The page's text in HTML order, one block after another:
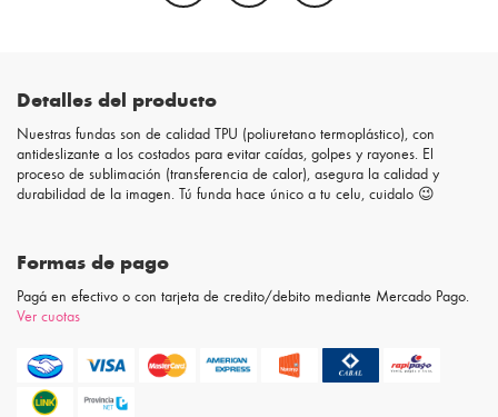
Detalles del producto
Nuestras fundas son de calidad TPU (poliuretano termoplástico), con
antideslizante a los costados para evitar caídas, golpes y rayones. El
proceso de sublimación (transferencia de calor), asegura la calidad y
durabilidad de la imagen. Tú funda hace único a tu celu, cuidalo 😉
Formas de pago
Pagá en efectivo o con tarjeta de credito/debito mediante Mercado Pago.
Ver cuotas